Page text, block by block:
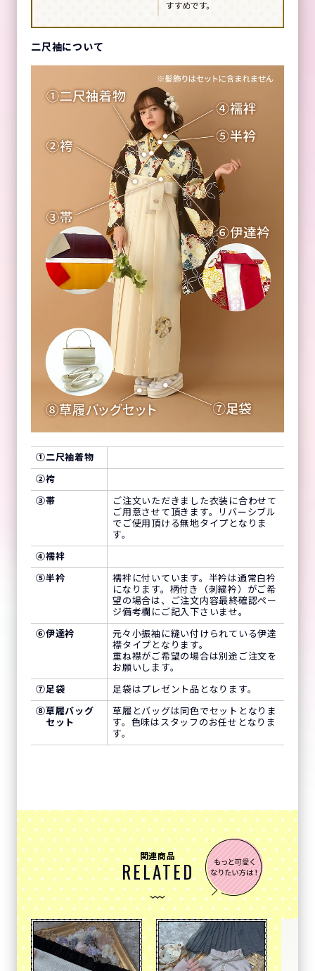
二尺袖について
①二尺袖着物
②袴
③帯
ご注文いただきました衣装に合わせて
ご用意させて頂きます。リバーシブル
でご使用頂ける無地タイプとなりま
す。
④襦袢
⑤半衿
襦袢に付いています。半衿は通常白衿
になります。柄付き（刺繍衿）がご希
望の場合は、ご注文内容最終確認ペー
ジ備考欄にご記入下さいませ。
⑥伊達衿
元々小振袖に縫い付けられている伊達
襟タイプとなります。
重ね襟がご希望の場合は別途ご注文を
お願いします。
⑦足袋 足袋はプレゼント品となります。
⑧草履バッグ
セット
草履とバッグは同色でセットとなりま
す。色味はスタッフのお任せとなりま
す。
関連商品
RELATED